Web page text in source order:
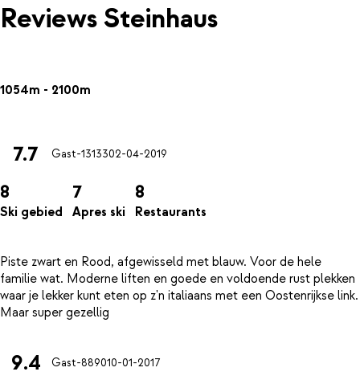
Reviews Steinhaus
1054m - 2100m
7.7 Gast-1313302-04-2019
8
Ski gebied
7
Apres ski
8
Restaurants
Piste zwart en Rood, afgewisseld met blauw. Voor de hele
familie wat. Moderne liften en goede en voldoende rust plekken
waar je lekker kunt eten op z'n italiaans met een Oostenrijkse link.
9.4 Gast-889010-01-2017